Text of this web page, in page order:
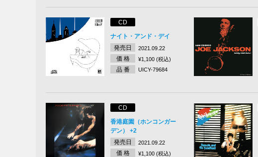
CD
ナイト・アンド・デイ
発売日
2021.09.22
価 格 ¥1,100 (税込)
品 番 UICY-79684
CD
香港庭園（ホンコンガー
デン） +2
発売日
2021.09.22
価 格 ¥1,100 (税込)